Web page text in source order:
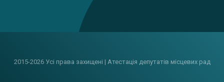
2015-2026 Усі права захищені | Атестація депутатів місцевих рад